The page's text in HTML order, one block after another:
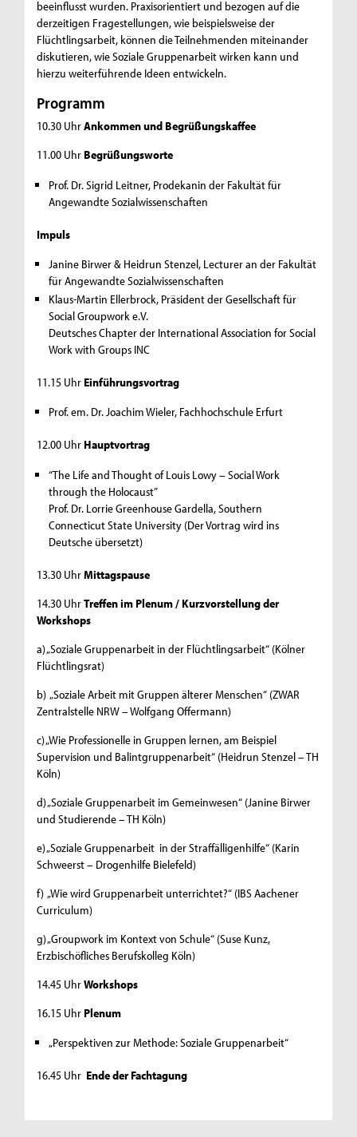
beeinflusst wurden. Praxisorientiert und bezogen auf die
derzeitigen Fragestellungen, wie beispielsweise der
Flüchtlingsarbeit, können die Teilnehmenden miteinander
diskutieren, wie Soziale Gruppenarbeit wirken kann und
hierzu weiterführende Ideen entwickeln.
Programm
10.30 UhrAnkommen und Begrüßungskaffee
11.00 Uhr Begrüßungsworte
Prof. Dr. Sigrid Leitner, Prodekanin der Fakultät für
Angewandte Sozialwissenschaften
Impuls
Janine Birwer & Heidrun Stenzel, Lecturer an der Fakultät
für Angewandte Sozialwissenschaften
Klaus-Martin Ellerbrock, Präsident der Gesellschaft für
Social Groupwork e.V.
Deutsches Chapter der International Association for Social
Work with Groups INC
11.15 Uhr Einführungsvortrag
Prof. em. Dr. Joachim Wieler, Fachhochschule Erfurt
12.00 Uhr Hauptvortrag
“The Life and Thought of Louis Lowy – Social Work
through the Holocaust”
Prof. Dr. Lorrie Greenhouse Gardella, Southern
Connecticut State University (Der Vortrag wird ins
Deutsche übersetzt)
13.30 UhrMittagspause
14.30 UhrTreffen im Plenum / Kurzvorstellung der
Workshops
a) „Soziale Gruppenarbeit in der Flüchtlingsarbeit“ (Kölner
Flüchtlingsrat)
b) „Soziale Arbeit mit Gruppen älterer Menschen“ (ZWAR
Zentralstelle NRW – Wolfgang Offermann)
c) „Wie Professionelle in Gruppen lernen, am Beispiel
Supervision und Balintgruppenarbeit“ (Heidrun Stenzel – TH
Köln)
d) „Soziale Gruppenarbeit im Gemeinwesen“ (Janine Birwer
und Studierende – TH Köln)
e) „Soziale Gruppenarbeit in der Straffälligenhilfe“ (Karin
Schweerst – Drogenhilfe Bielefeld)
f) „Wie wird Gruppenarbeit unterrichtet?“ (IBS Aachener
Curriculum)
g) „Groupwork im Kontext von Schule“ (Suse Kunz,
Erzbischöfliches Berufskolleg Köln)
14.45 UhrWorkshops
16.15 Uhr Plenum
„Perspektiven zur Methode: Soziale Gruppenarbeit“
16.45 Uhr Ende der Fachtagung